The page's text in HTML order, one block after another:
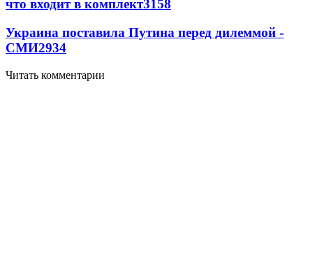
что входит в комплект3158
Украина поставила Путина перед дилеммой -
СМИ2934
Читать комментарии